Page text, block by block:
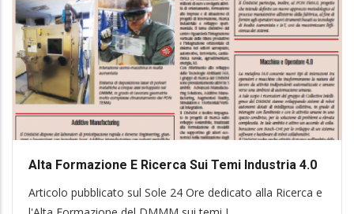
Alta Formazione E Ricerca Sui Temi Industria 4.0
Articolo pubblicato sul Sole 24 Ore dedicato alla Ricerca e